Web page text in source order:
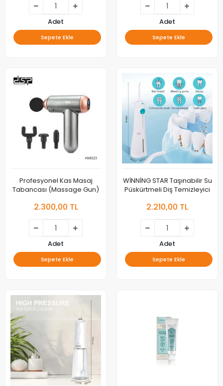
Adet
Sepete Ekle
Adet
Sepete Ekle
Profesyonel Kas Masaj
Tabancası (Massage Gun)
2.300,00 TL
Adet
Sepete Ekle
WİNNİNG STAR Taşınabilir Su
Püskürtmeli Diş Temizleyici
2.210,00 TL
Adet
Sepete Ekle